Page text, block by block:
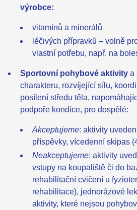
výrobce:
vitamínů a minerálů
léčivých přípravků – volně
vlastní potřebu, např. na
Sportovní pohybové aktivity a
charakteru, rozvíjející sílu,
posílení středu těla,
podpoře kondice, pro dospělé:
Akceptujeme: aktivity
příspěvky, vícedenní skipas
Neakceptujeme: aktivity
vstupy na koupaliště či do
rehabilitační cvičení u
rehabilitace), jednorázové
aktivity, které nejsou